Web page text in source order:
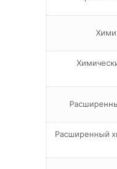
Расширенный